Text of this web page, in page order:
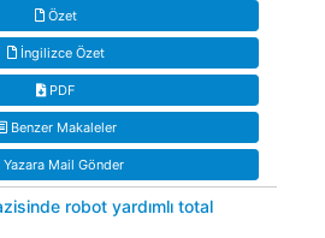
Özet
İngilizce Özet
PDF
Benzer Makaleler
Yazara Mail Gönder
robot yardımlı total